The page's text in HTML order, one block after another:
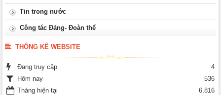
Tin trong nước
Công tác Đảng- Đoàn thể
THỐNG KÊ WEBSITE
Đang truy cập
4
Hôm nay
536
Tháng hiện tại
6,816